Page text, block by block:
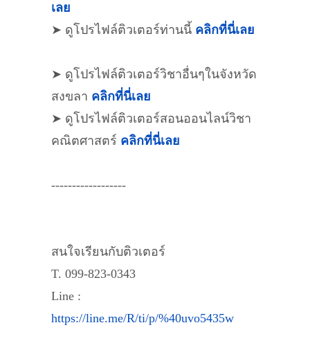
เลย
➤ ดูโปรไฟล์ติวเตอร์ท่านนี้ คลิกที่นี่เลย
➤ ดูโปรไฟล์ติวเตอร์วิชาอื่นๆในจังหวัด
สงขลา คลิกที่นี่เลย
➤ ดูโปรไฟล์ติวเตอร์สอนออนไลน์วิชา
คณิตศาสตร์ คลิกที่นี่เลย
------------------
สนใจเรียนกับติวเตอร์
T. 099-823-0343
Line :
https://line.me/R/ti/p/%40uvo5435w